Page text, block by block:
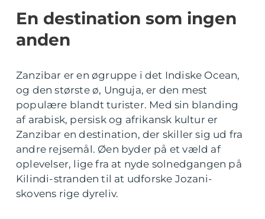
En destination som ingen
anden
Zanzibar er en øgruppe i det Indiske Ocean,
og den største ø, Unguja, er den mest
populære blandt turister. Med sin blanding
af arabisk, persisk og afrikansk kultur er
Zanzibar en destination, der skiller sig ud fra
andre rejsemål. Øen byder på et væld af
oplevelser, lige fra at nyde solnedgangen på
Kilindi-stranden til at udforske Jozani-
skovens rige dyreliv.